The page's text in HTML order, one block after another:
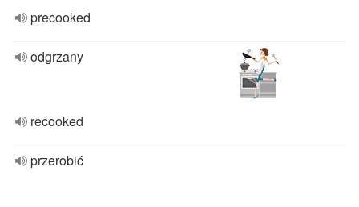
precooked
odgrzany
recooked
przerobić